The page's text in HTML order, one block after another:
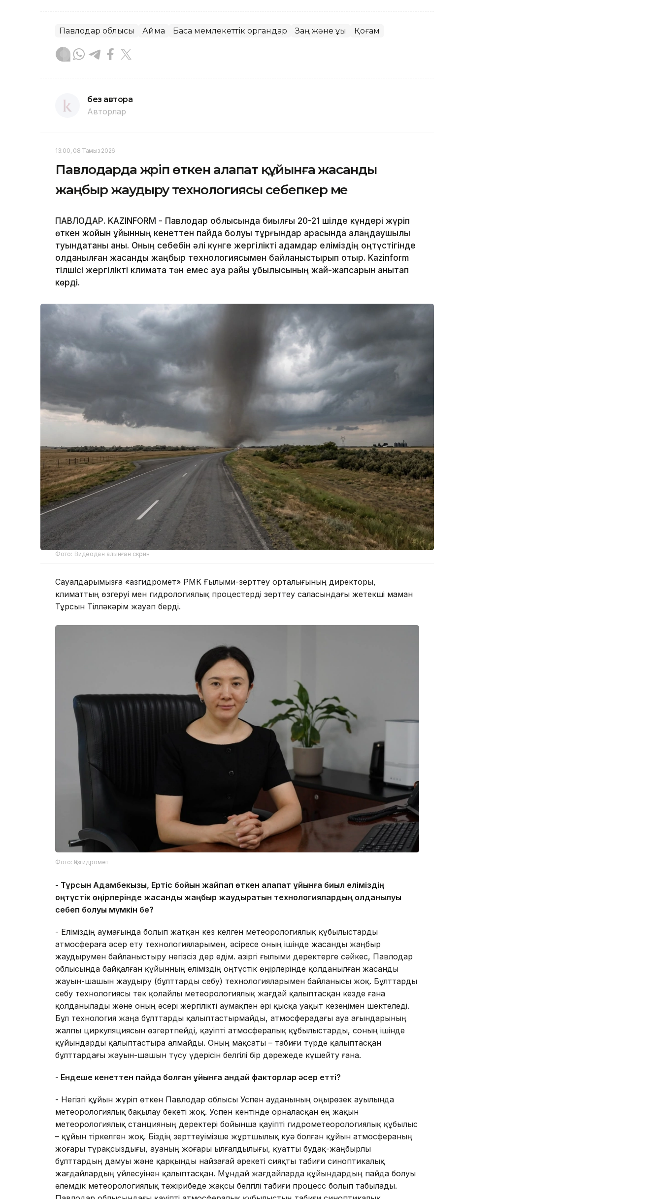
Павлодар облысы Аймақ Басқа мемлекеттік органдар Заң және құқық Қоғам
без автора
Авторлар
13:00, 08 Тамыз 2026
Павлодарда жүріп өткен алапат құйынға жасанды
жаңбыр жаудыру технологиясы себепкер ме
ПАВЛОДАР. KAZINFORM - Павлодар облысында биылғы 20-21 шілде күндері жүріп
өткен жойқын құйынның кенеттен пайда болуы тұрғындар арасында алаңдаушылық
туындатқаны анық. Оның себебін әлі күнге жергілікті адамдар еліміздің оңтүстігінде
қолданылған жасанды жаңбыр технологиясымен байланыстырып отыр. Kazinform
тілшісі жергілікті климатқа тән емес ауа райы құбылысының жай-жапсарын анықтап
көрді.
Фото: Видеодан алынған скрин
Сауалдарымызға «Қазгидромет» РМК Ғылыми-зерттеу орталығының директоры,
климаттың өзгеруі мен гидрологиялық процестерді зерттеу саласындағы жетекші маман
Тұрсын Тілләкәрім жауап берді.
Фото: Қазгидромет
- Тұрсын Адамбекқызы, Ертіс бойын жайпап өткен алапат құйынға биыл еліміздің
оңтүстік өңірлерінде жасанды жаңбыр жаудыратын технологиялардың қолданылуы
себеп болуы мүмкін бе?
- Еліміздің аумағында болып жатқан кез келген метеорологиялық құбылыстарды
атмосфераға әсер ету технологияларымен, әсіресе оның ішінде жасанды жаңбыр
жаудырумен байланыстыру негізсіз дер едім. Қазіргі ғылыми деректерге сәйкес, Павлодар
облысында байқалған құйынның еліміздің оңтүстік өңірлерінде қолданылған жасанды
жауын-шашын жаудыру (бұлттарды себу) технологияларымен байланысы жоқ. Бұлттарды
себу технологиясы тек қолайлы метеорологиялық жағдай қалыптасқан кезде ғана
қолданылады және оның әсері жергілікті аумақпен әрі қысқа уақыт кезеңімен шектеледі.
Бұл технология жаңа бұлттарды қалыптастырмайды, атмосферадағы ауа ағындарының
жалпы циркуляциясын өзгертпейді, қауіпті атмосфералық құбылыстарды, соның ішінде
құйындарды қалыптастыра алмайды. Оның мақсаты – табиғи түрде қалыптасқан
бұлттардағы жауын-шашын түсу үдерісін белгілі бір дәрежеде күшейту ғана.
- Ендеше кенеттен пайда болған құйынға қандай факторлар әсер етті?
- Негізгі құйын жүріп өткен Павлодар облысы Успен ауданының Қоңырөзек ауылында
метеорологиялық бақылау бекеті жоқ. Успен кентінде орналасқан ең жақын
метеорологиялық станцияның деректері бойынша қауіпті гидрометеорологиялық құбылыс
– құйын тіркелген жоқ. Біздің зерттеуімізше жұртшылық куә болған құйын атмосфераның
жоғары тұрақсыздығы, ауаның жоғары ылғалдылығы, қуатты будақ-жаңбырлы
бұлттардың дамуы және қарқынды найзағай әрекеті сияқты табиғи синоптикалық
жағдайлардың үйлесуінен қалыптасқан. Мұндай жағдайларда құйындардың пайда болуы
әлемдік метеорологиялық тәжірибеде жақсы белгілі табиғи процесс болып табылады.